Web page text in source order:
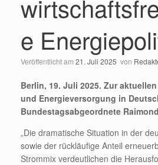
e
Veröffentlicht am 21. Juli 2025 von
Berlin, 19. Juli 2025. Zur
und Energieversorgung in
Bundestagsabgeordnete
„Die dramatische Situation in der
sowie der rückläufige Anteil
Strommix verdeutlichen die